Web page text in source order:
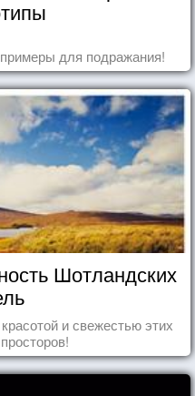
для подражания!
Шотландских
и свежестью этих